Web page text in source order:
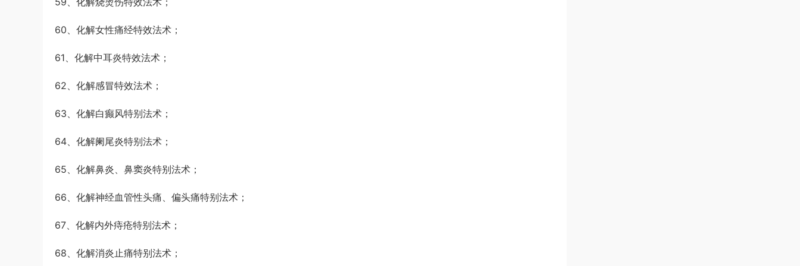
60、化解女性痛经特效法术；
61、化解中耳炎特效法术；
62、化解感冒特效法术；
63、化解白癫风特别法术；
64、化解阑尾炎特别法术；
65、化解鼻炎、鼻窦炎特别法术；
66、化解神经血管性头痛、偏头痛特别法术；
67、化解内外痔疮特别法术；
68、化解消炎止痛特别法术；